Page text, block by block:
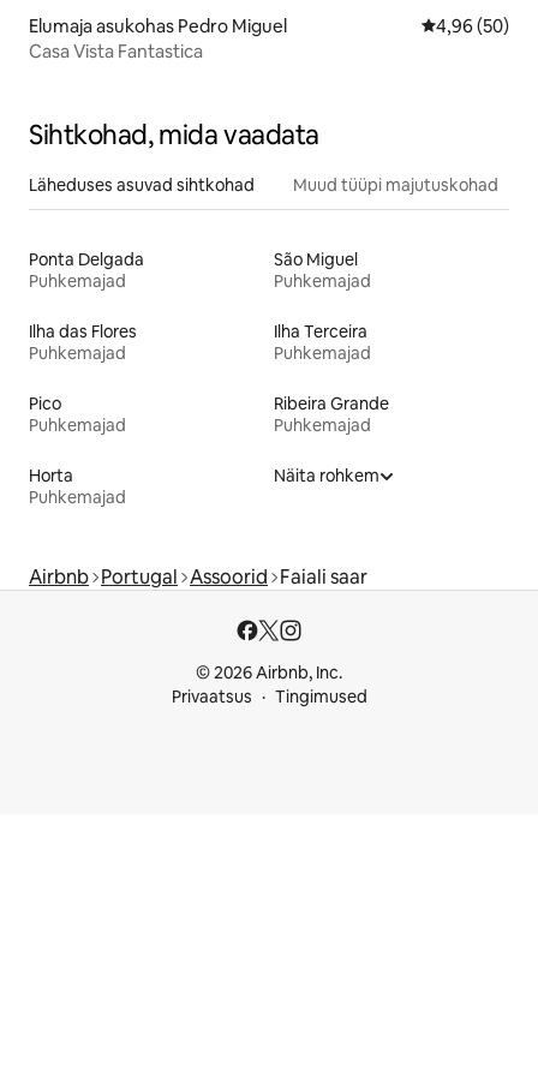
Elumaja asukohas Pedro Miguel Keskmine
4,96 (50)
Casa Vista Fantastica
Sihtkohad, mida vaadata
Läheduses asuvad sihtkohad Muud tüüpi majutuskohad
Ponta Delgada
Puhkemajad
São Miguel
Puhkemajad
Ilha das Flores
Puhkemajad
Ilha Terceira
Puhkemajad
Pico
Puhkemajad
Ribeira Grande
Puhkemajad
Horta
Puhkemajad
Näita rohkem
Airbnb Portugal Assoorid Faiali saar
© 2026 Airbnb, Inc.
Privaatsus
Tingimused